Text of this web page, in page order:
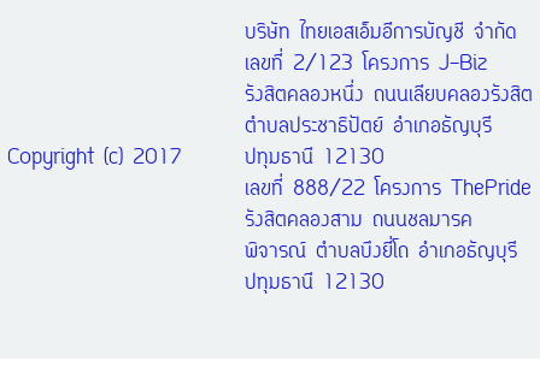
Copyright (c) 2017
บริษัท ไทยเอสเอ็มอีการบัญชี จำกัด
เลขที่ 2/123 โครงการ J-Biz
รังสิตคลองหนึ่ง ถนนเลียบคลองรังสิต
ตำบลประชาธิปัตย์ อำเภอธัญบุรี
ปทุมธานี 12130
เลขที่ 888/22 โครงการ ThePride
รังสิตคลองสาม ถนนชลมารค
พิจารณ์ ตำบลบึงยี่โถ อำเภอธัญบุรี
ปทุมธานี 12130